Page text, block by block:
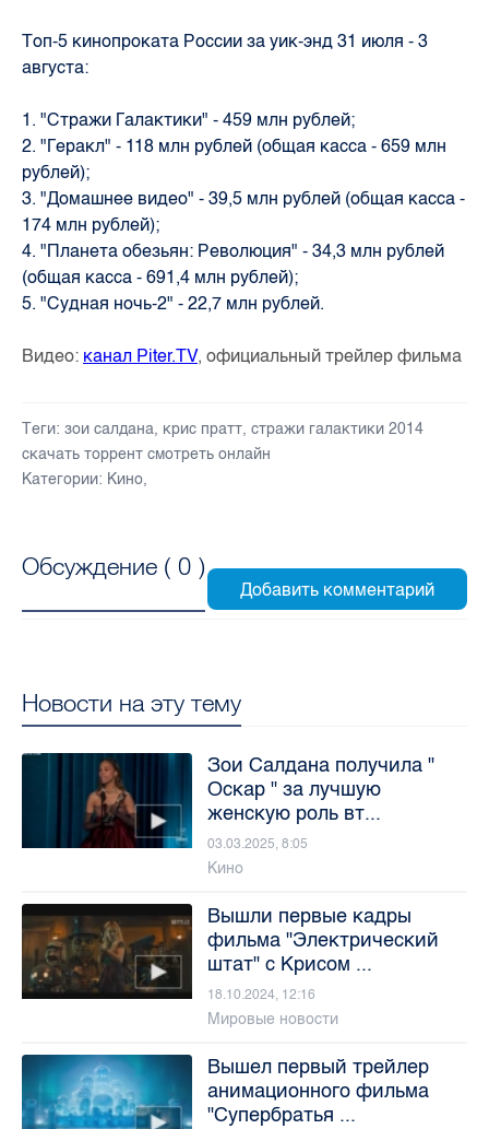
Топ-5 кинопроката России за уик-энд 31 июля - 3
августа:
1. "Стражи Галактики" - 459 млн рублей;
2. "Геракл" - 118 млн рублей (общая касса - 659 млн
рублей);
3. "Домашнее видео" - 39,5 млн рублей (общая касса -
174 млн рублей);
4. "Планета обезьян: Революция" - 34,3 млн рублей
(общая касса - 691,4 млн рублей);
5. "Судная ночь-2" - 22,7 млн рублей.
Видео: канал Piter.TV, официальный трейлер фильма
Теги: зои салдана, крис пратт, стражи галактики 2014
скачать торрент смотреть онлайн
Категории: Кино,
Обсуждение ( 0 )
Новости на эту тему
Зои Салдана получила "
Оскар " за лучшую
женскую роль вт...
03.03.2025, 8:05
Кино
Вышли первые кадры
фильма "Электрический
штат" с Крисом ...
18.10.2024, 12:16
Мировые новости
Вышел первый трейлер
анимационного фильма
"Супербратья ...